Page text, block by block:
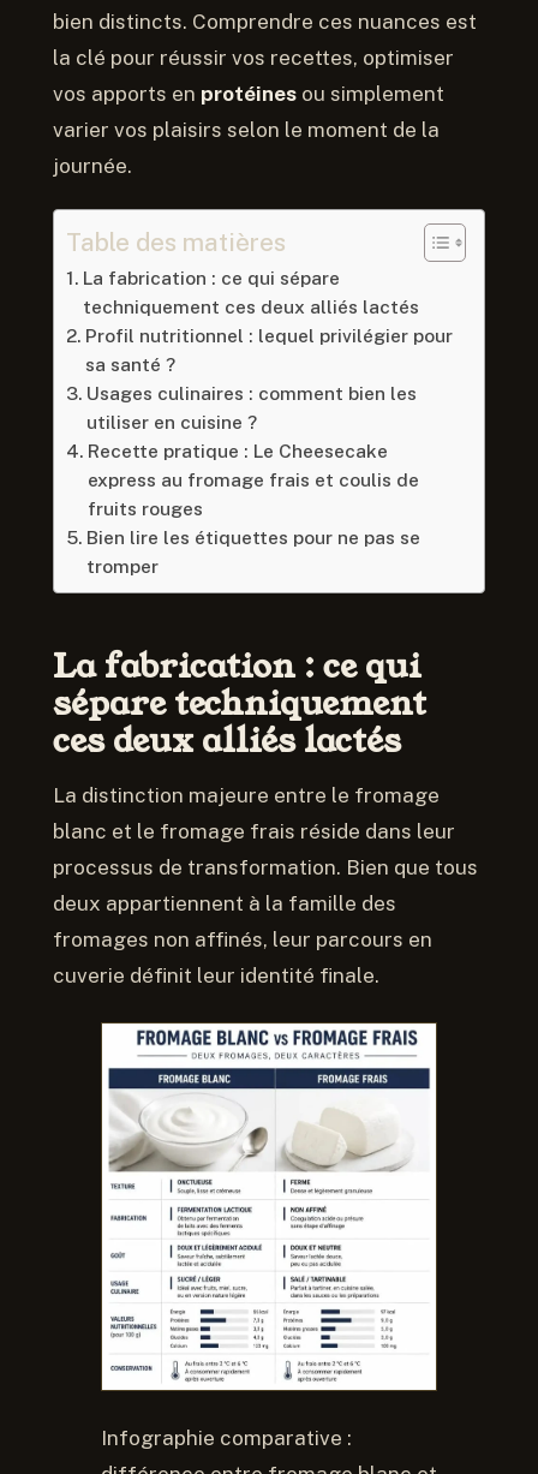
bien distincts. Comprendre ces nuances est
la clé pour réussir vos recettes, optimiser
vos apports en protéines ou simplement
varier vos plaisirs selon le moment de la
journée.
Table des matières
La fabrication : ce qui sépare
techniquement ces deux alliés lactés
Profil nutritionnel : lequel privilégier pour
sa santé ?
Usages culinaires : comment bien les
utiliser en cuisine ?
Recette pratique : Le Cheesecake
express au fromage frais et coulis de
fruits rouges
Bien lire les étiquettes pour ne pas se
tromper
La fabrication : ce qui
sépare techniquement
ces deux alliés lactés
La distinction majeure entre le fromage
blanc et le fromage frais réside dans leur
processus de transformation. Bien que tous
deux appartiennent à la famille des
fromages non affinés, leur parcours en
cuverie définit leur identité finale.
Infographie comparative :